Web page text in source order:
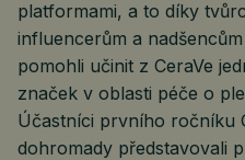
platformami, a to díky
influencerům a
pomohli učinit z CeraVe
značek v oblasti péče o
Účastníci prvního ročníku
dohromady představovali